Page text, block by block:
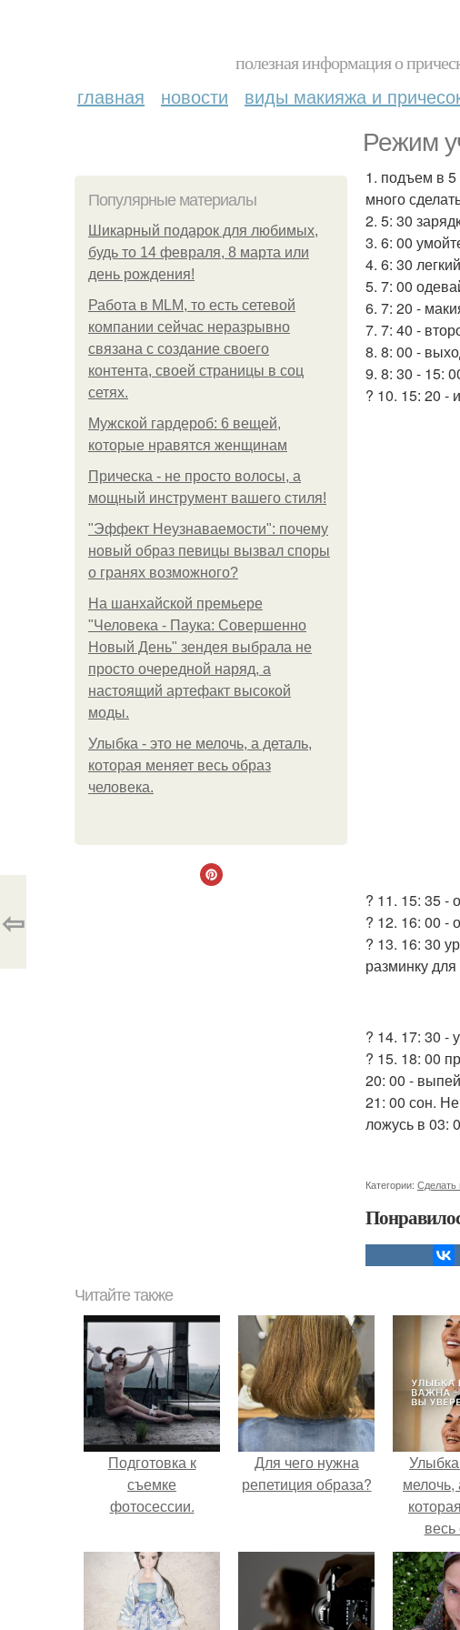
полезная информация о
главная новости виды макияжа и
Режим
Популярные материалы
Шикарный подарок для любимых,
будь то 14 февраля, 8 марта или
день рождения!
Работа в MLM, то есть сетевой
компании сейчас неразрывно
связана с создание своего
контента, своей страницы в соц
сетях.
Мужской гардероб: 6 вещей,
которые нравятся женщинам
Прическа - не просто волосы, а
мощный инструмент вашего стиля!
"Эффект Неузнаваемости": почему
новый образ певицы вызвал споры
о гранях возможного?
На шанхайской премьере
"Человека - Паука: Совершенно
Новый День" зендея выбрала не
просто очередной наряд, а
настоящий артефакт высокой
моды.
Улыбка - это не мелочь, а деталь,
которая меняет весь образ
человека.
1. подъем в 5
много
2. 5: 30
3. 6: 00
4. 6: 30
5. 7: 00
6. 7: 20 -
7. 7: 40 -
8. 8: 00 -
9. 8: 30 - 15:
? 10. 15: 20 -
? 11. 15: 35 -
? 12. 16: 00 -
? 13. 16: 30
разминку для
? 14. 17: 30 -
? 15. 18: 00
20: 00 -
21: 00 сон.
ложусь в 03:
Категории: Сделать
⇦
Читайте также
Подготовка к
съемке
фотосессии.
Для чего нужна
репетиция образа?
мелочь,
весь